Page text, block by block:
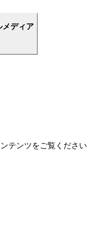
メディア
テンツをご覧ください